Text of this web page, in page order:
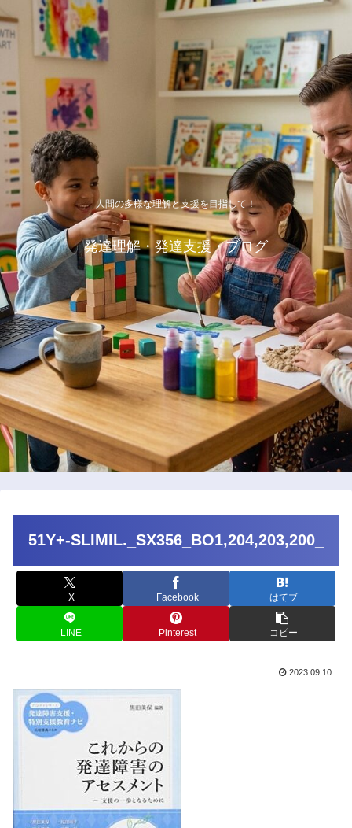
人間の多様な理解と支援を目指して！
発達理解・発達支援・ブログ
51Y+-SLIMIL._SX356_BO1,204,203,200_
X Facebook はてブ
LINE Pinterest コピー
2023.09.10